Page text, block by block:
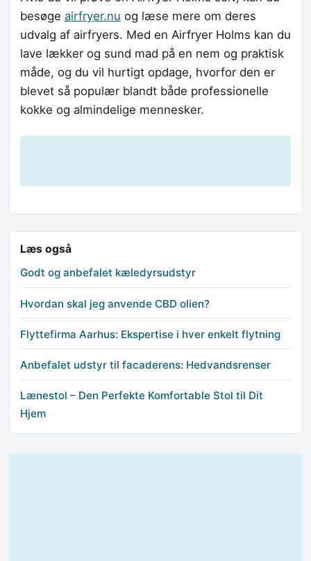
besøge airfryer.nu og læse mere om deres
udvalg af airfryers. Med en Airfryer Holms kan du
lave lækker og sund mad på en nem og praktisk
måde, og du vil hurtigt opdage, hvorfor den er
blevet så populær blandt både professionelle
kokke og almindelige mennesker.
Læs også
Godt og anbefalet kæledyrsudstyr
Hvordan skal jeg anvende CBD olien?
Flyttefirma Aarhus: Ekspertise i hver enkelt flytning
Anbefalet udstyr til facaderens: Hedvandsrenser
Lænestol – Den Perfekte Komfortable Stol til Dit
Hjem